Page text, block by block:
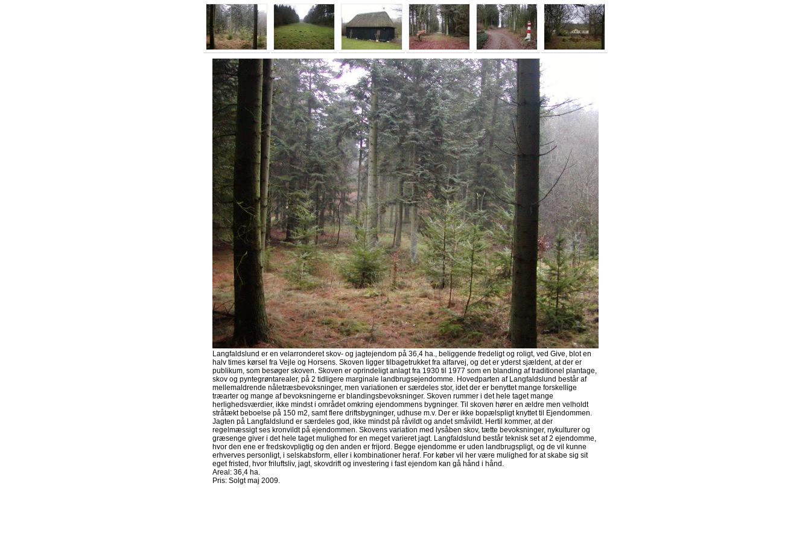
Langfaldslund er en velarronderet skov- og jagtejendom på 36,4 ha., beliggende fredeligt og roligt, ved Give, blot en
halv times kørsel fra Vejle og Horsens. Skoven ligger tilbagetrukket fra alfarvej, og det er yderst sjældent, at der er
publikum, som besøger skoven. Skoven er oprindeligt anlagt fra 1930 til 1977 som en blanding af traditionel plantage,
skov og pyntegrøntarealer, på 2 tidligere marginale landbrugsejendomme. Hovedparten af Langfaldslund består af
mellemaldrende nåletræsbevoksninger, men variationen er særdeles stor, idet der er benyttet mange forskellige
træarter og mange af bevoksningerne er blandingsbevoksninger. Skoven rummer i det hele taget mange
herlighedsværdier, ikke mindst i området omkring ejendommens bygninger. Til skoven hører en ældre men velholdt
stråtækt beboelse på 150 m2, samt flere driftsbygninger, udhuse m.v. Der er ikke bopælspligt knyttet til Ejendommen.
Jagten på Langfaldslund er særdeles god, ikke mindst på råvildt og andet småvildt. Hertil kommer, at der
regelmæssigt ses kronvildt på ejendommen. Skovens variation med lysåben skov, tætte bevoksninger, nykulturer og
græsenge giver i det hele taget mulighed for en meget varieret jagt. Langfaldslund består teknisk set af 2 ejendomme,
hvor den ene er fredskovpligtig og den anden er frijord. Begge ejendomme er uden landbrugspligt, og de vil kunne
erhverves personligt, i selskabsform, eller i kombinationer heraf. For køber vil her være mulighed for at skabe sig sit
eget fristed, hvor friluftsliv, jagt, skovdrift og investering i fast ejendom kan gå hånd i hånd.
Areal: 36,4 ha.
Pris: Solgt maj 2009.